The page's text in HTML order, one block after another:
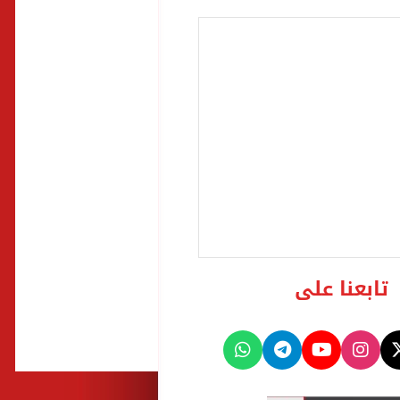
تابعنا على